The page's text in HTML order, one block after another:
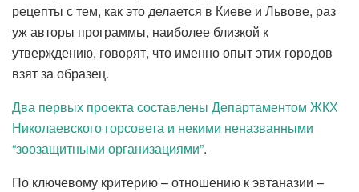
рецепты с тем, как это делается в Киеве и Львове, раз
уж авторы программы, наиболее близкой к
утверждению, говорят, что именно опыт этих городов
взят за образец.
Два первых проекта составлены Департаментом ЖКХ
Николаевского горсовета и некими неназванными
“зоозащитными организациями”.
По ключевому критерию – отношению к эвтаназии –